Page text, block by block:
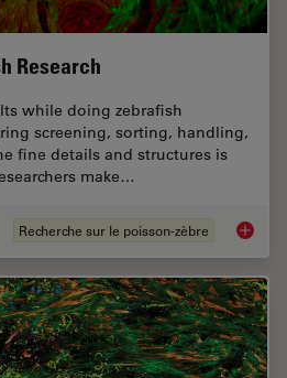
Research
while doing zebrafish
screening, sorting, handling,
fine details and structures is
make…
Recherche sur le poisson-zèbre A